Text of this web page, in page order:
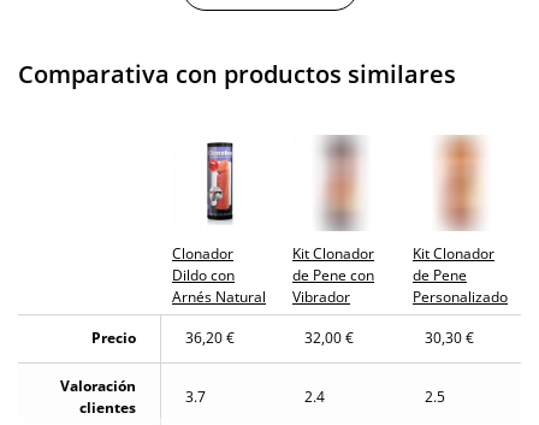
Garantías 3 años de garantía
El martes 11 de agosto (fecha estimada)
Comparativa con productos similares
Clonador
Dildo con
Arnés Natural
Kit Clonador
de Pene con
Vibrador
Kit Clonador
de Pene
Personalizado
Precio
36,20 € 32,00 € 30,30 €
Valoración
clientes
3.7 2.4 2.5